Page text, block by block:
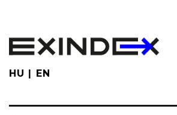
main
content
HU EN